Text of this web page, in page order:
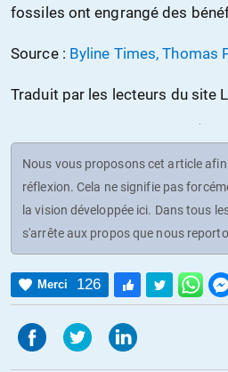
fossiles ont engrangé des
Source : Byline Times, Thomas
Traduit par les lecteurs du site
Nous vous proposons cet article
réflexion. Cela ne signifie pas
la vision développée ici. Dans tous
s'arrête aux propos que nous
Merci 126